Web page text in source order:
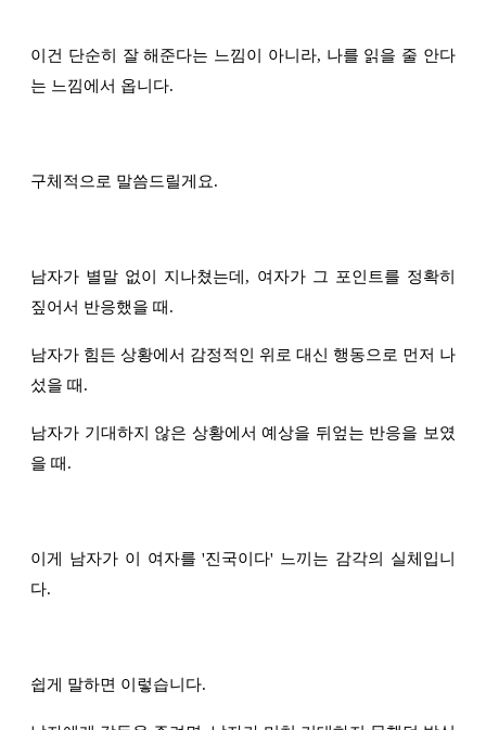
이건 단순히 잘 해준다는 느낌이 아니라, 나를 읽을 줄 안다
는 느낌에서 옵니다.
구체적으로 말씀드릴게요.
남자가 별말 없이 지나쳤는데, 여자가 그 포인트를 정확히
짚어서 반응했을 때.
남자가 힘든 상황에서 감정적인 위로 대신 행동으로 먼저 나
섰을 때.
남자가 기대하지 않은 상황에서 예상을 뒤엎는 반응을 보였
을 때.
이게 남자가 이 여자를 '진국이다' 느끼는 감각의 실체입니
다.
쉽게 말하면 이렇습니다.